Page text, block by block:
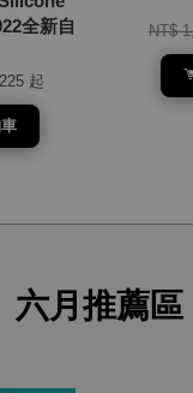
全新自
起
NT$
六月推薦區